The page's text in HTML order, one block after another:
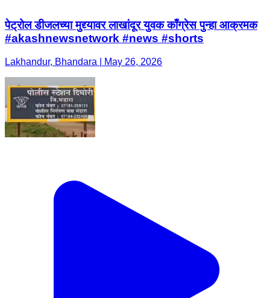
पेट्रोल डीजलच्या मुद्द्यावर लाखांदूर युवक काँग्रेस पुन्हा आक्रमक
#akashnewsnetwork #news #shorts
Lakhandur, Bhandara | May 26, 2026